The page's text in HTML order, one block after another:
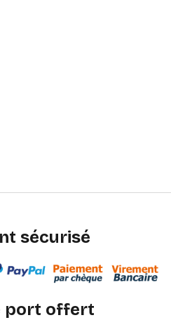
sécurisé
port offert